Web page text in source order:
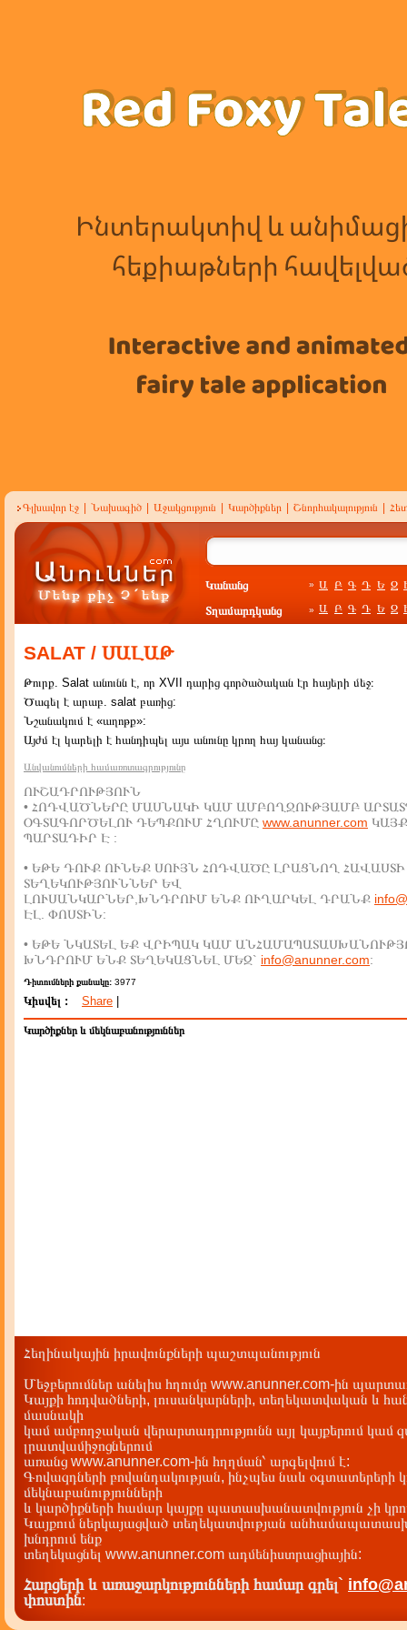
Գլխավոր էջ Նախագիծ Աջակցություն Կարծիքներ Շնորհակալություն
Կանանց » Ա Բ Գ Դ Ե Զ
Տղամարդկանց » Ա Բ Գ Դ Ե Զ
SALAT / ՍԱԼԱԹ
Թուրք. Salat անունն է, որ XVII դարից գործածական էր հայերի մեջ։
Ծագել է արաբ. salat բառից:
Նշանակում է «աղոթք»:
Այժմ էլ կարելի է հանդիպել այս անունը կրող հայ կանանց։
Անվանումների համառոտագրությունը
ՈՒՇԱԴՐՈՒԹՅՈՒՆ
• ՀՈԴՎԱԾՆԵՐԸ ՄԱՍՆԱԿԻ ԿԱՄ ԱՄԲՈՂՋՈՒԹՅԱՄԲ
ՕԳՏԱԳՈՐԾԵԼՈՒ ԴԵՊՔՈՒՄ ՀՂՈՒՄԸ www.anunner.com
ՊԱՐՏԱԴԻՐ Է :
• ԵԹԵ ԴՈՒՔ ՈՒՆԵՔ ՍՈՒՅՆ ՀՈԴՎԱԾԸ ԼՐԱՑՆՈՂ ՀԱՎԱՍՏԻ
ՏԵՂԵԿՈՒԹՅՈՒՆՆԵՐ ԵՎ
ԼՈՒՍԱՆԿԱՐՆԵՐ,ԽՆԴՐՈՒՄ ԵՆՔ ՈՒՂԱՐԿԵԼ ԴՐԱՆՔ
ԷԼ. ՓՈՍՏԻՆ:
• ԵԹԵ ՆԿԱՏԵԼ ԵՔ ՎՐԻՊԱԿ ԿԱՄ
ԽՆԴՐՈՒՄ ԵՆՔ ՏԵՂԵԿԱՑՆԵԼ ՄԵԶ` info@anunner.com:
Դիտումների քանակը: 3977
Կիսվել : Share
Կարծիքներ և մեկնաբանություններ
Հեղինակային իրավունքների պաշտպանություն
Մեջբերումներ անելիս հղումը www.anunner.com-ին
Կայքի հոդվածների, լուսանկարների, տեղեկատվական և
մասնակի
կամ ամբողջական վերարտադրությունն այլ կայքերում կամ
լրատվամիջոցներում
առանց www.anunner.com-ին հղղման՝ արգելվում է:
Գովազդների բովանդակության, ինչպես նաև օգտատերերի
մեկնաբանությունների
և կարծիքների համար կայքը պատասխանատվություն չի
Կայքում ներկայացված տեղեկատվության
խնդրում ենք
տեղեկացնել www.anunner.com ադմենիստրացիային:
Հարցերի և առաջարկությունների համար գրել`
փոստին: